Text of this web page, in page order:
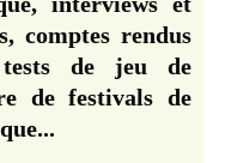
comptes rendus
de jeu de
de festivals de